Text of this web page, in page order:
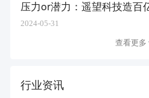
压力or潜力：遥望科技造百
2024-05-31
查看更多
行业资讯